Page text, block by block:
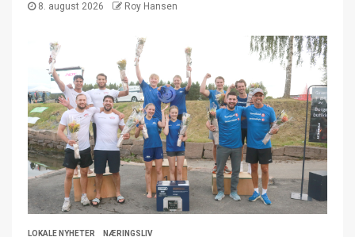
8. august 2026 Roy Hansen
LOKALE NYHETER NÆRINGSLIV